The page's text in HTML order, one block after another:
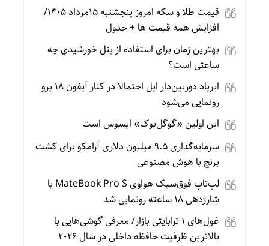
قیمت طلا و سکه امروز پنجشنبه 15مرداد 1405/
افزایش همه قیمت ها + جدول
بهترین زمان برای استفاده از پنل خورشیدی چه
ساعتی است؟
ایرپاد دوربین‌دار اپل احتمالا در کنار آیفون ۱۸ پرو
رونمایی می‌شود
این اولین «گوگل‌بوک» ایسوس است
سرمایه‌گذاری ۹.۵ میلیون دلاری آرامکو برای کشت
برنج با هوش مصنوعی
لپ‌تاپ فوق‌سبک هواوی MateBook Pro S با
شارژدهی ۱۸ ساعته رونمایی شد
غول‌های ۱ ترابایتی بازار/ معرفی گوشی‌هایی با
بالاترین ظرفیت حافظه داخلی در سال ۲۰۲۶